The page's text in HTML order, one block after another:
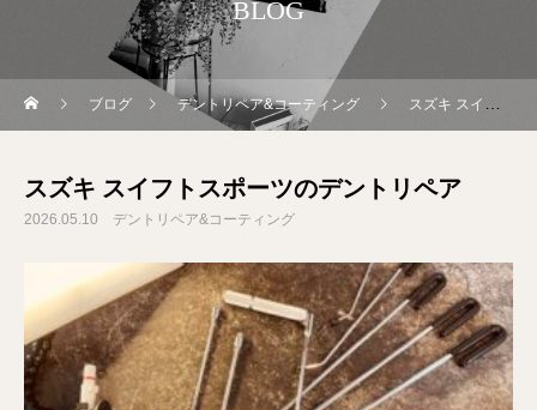
BLOG
ブログ デントリペア&コーティング スズキ スイフトスポーツのデントリペア
スズキ スイフトスポーツのデントリペア
2026.05.10 デントリペア&コーティング